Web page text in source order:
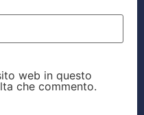
web in questo
che commento.